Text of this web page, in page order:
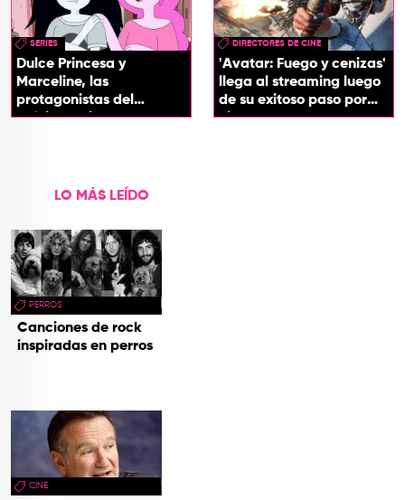
SERIES
Dulce Princesa y
Marceline, las
protagonistas del
próximo spin-off de 'Hora
DIRECTORES DE CINE
'Avatar: Fuego y cenizas'
llega al streaming luego
de su exitoso paso por
cines
LO MÁS LEÍDO
PERROS
Canciones de rock
inspiradas en perros
CINE